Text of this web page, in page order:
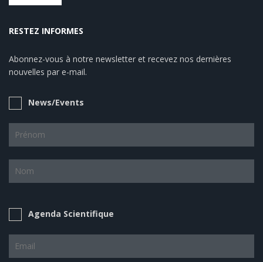
RESTEZ INFORMES
Abonnez-vous à notre newsletter et recevez nos dernières
nouvelles par e-mail.
News/Events
Agenda Scientifique